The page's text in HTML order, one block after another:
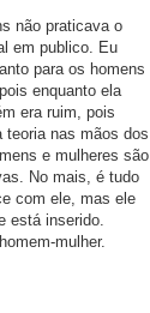
não praticava o
em publico. Eu
para os homens
enquanto ela
era ruim, pois
teoria nas mãos dos
e mulheres são
No mais, é tudo
com ele, mas ele
está inserido.
mulher.